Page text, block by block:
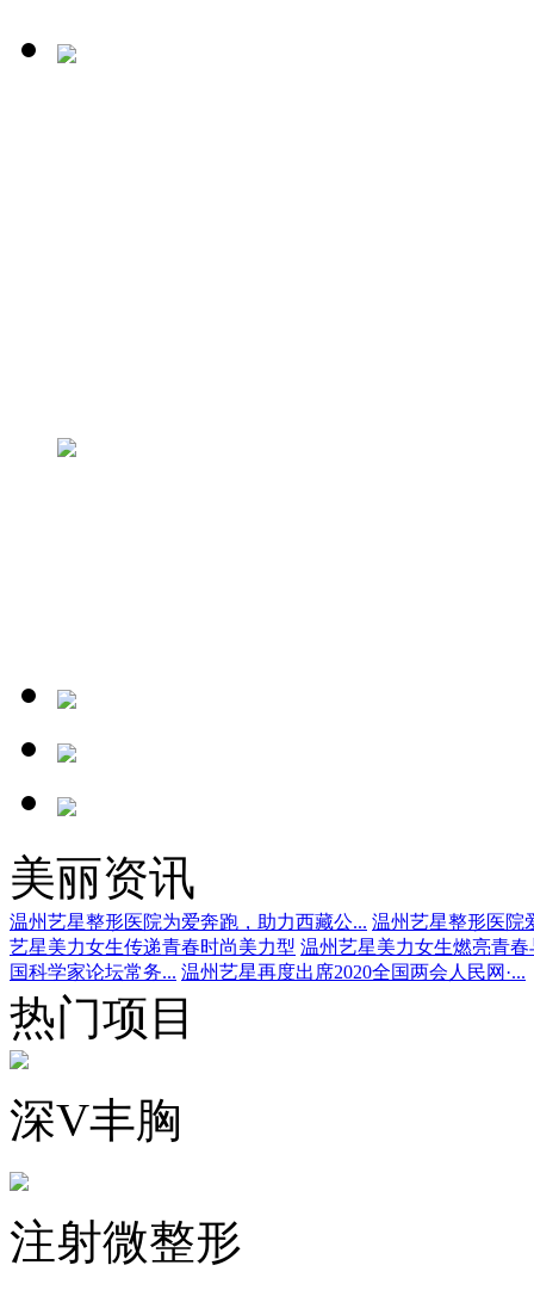
美丽资讯
温州艺星整形医院为爱奔跑，助力西藏公... 温州艺星整形医院
艺星美力女生传递青春时尚美力型 温州艺星美力女生燃亮青春
国科学家论坛常务... 温州艺星再度出席2020全国两会人民网·...
热门项目
深V丰胸
注射微整形